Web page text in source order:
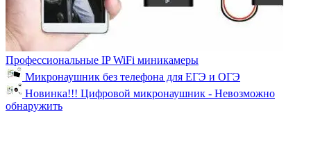
Профессиональные IP WiFi миникамеры
Микронаушник без телефона для ЕГЭ и ОГЭ
Новинка!!! Цифровой микронаушник - Невозможно
обнаружить